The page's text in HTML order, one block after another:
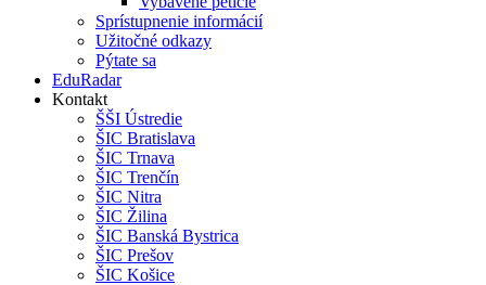
Sprístupnenie informácií
Užitočné odkazy
Pýtate sa
EduRadar
Kontakt
ŠŠI Ústredie
ŠIC Bratislava
ŠIC Trnava
ŠIC Trenčín
ŠIC Nitra
ŠIC Žilina
ŠIC Banská Bystrica
ŠIC Prešov
ŠIC Košice